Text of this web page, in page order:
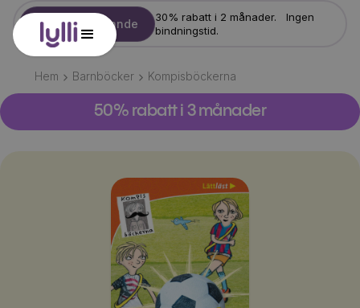
Starta erbjudande
30% rabatt i 2 månader. Ingen
bindningstid.
Hem Barnböcker Kompisböckerna
50% rabatt i 3 månader